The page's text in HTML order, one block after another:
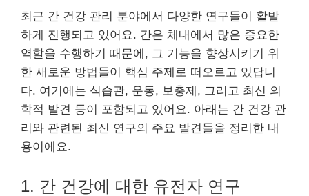
최근 간 건강 관리 분야에서 다양한 연구들이 활발
하게 진행되고 있어요. 간은 체내에서 많은 중요한
역할을 수행하기 때문에, 그 기능을 향상시키기 위
한 새로운 방법들이 핵심 주제로 떠오르고 있답니
다. 여기에는 식습관, 운동, 보충제, 그리고 최신 의
학적 발견 등이 포함되고 있어요. 아래는 간 건강 관
리와 관련된 최신 연구의 주요 발견들을 정리한 내
용이에요.
1. 간 건강에 대한 유전자 연구